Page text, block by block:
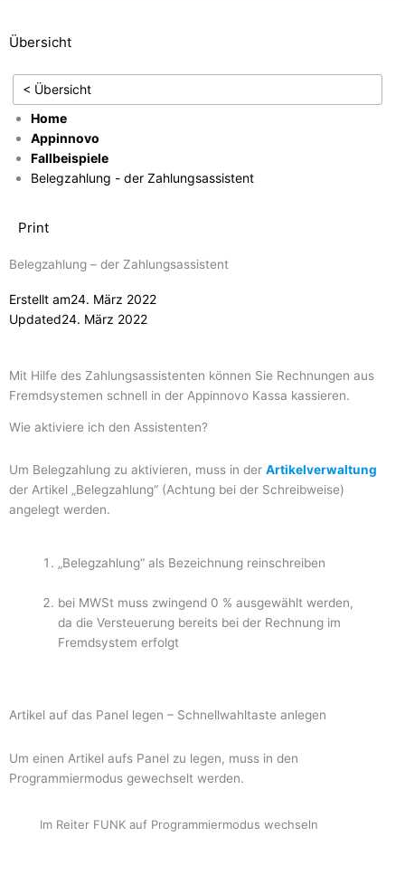
< Übersicht
Home
Appinnovo
Fallbeispiele
Belegzahlung - der Zahlungsassistent
Print
Belegzahlung – der Zahlungsassistent
Erstellt am24. März 2022
Updated24. März 2022
Mit Hilfe des Zahlungsassistenten können Sie Rechnungen aus
Fremdsystemen schnell in der Appinnovo Kassa kassieren.
Wie aktiviere ich den Assistenten?
Um Belegzahlung zu aktivieren, muss in der Artikelverwaltung
der Artikel „Belegzahlung“ (Achtung bei der Schreibweise)
angelegt werden.
„Belegzahlung“ als Bezeichnung reinschreiben
bei MWSt muss zwingend 0 % ausgewählt werden,
da die Versteuerung bereits bei der Rechnung im
Fremdsystem erfolgt
Artikel auf das Panel legen – Schnellwahltaste anlegen
Um einen Artikel aufs Panel zu legen, muss in den
Programmiermodus gewechselt werden.
Im Reiter FUNK auf Programmiermodus wechseln
Übersicht